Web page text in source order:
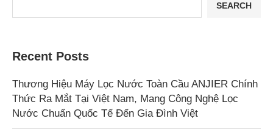
SEARCH
Recent Posts
Thương Hiệu Máy Lọc Nước Toàn Cầu ANJIER Chính
Thức Ra Mắt Tại Việt Nam, Mang Công Nghệ Lọc
Nước Chuẩn Quốc Tế Đến Gia Đình Việt